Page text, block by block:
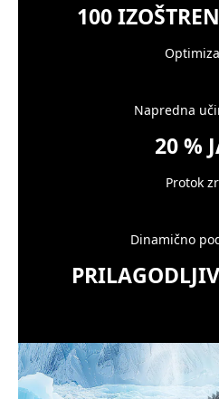
100
Napredna
20 %
Protok
Dinamično